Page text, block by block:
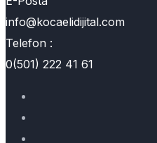
info@kocaelidijital.com
Telefon :
0(501) 222 41 61